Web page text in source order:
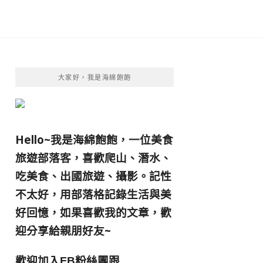
大家好，我是海綿飽飽
Hello~我是海綿飽飽，一位美食
旅遊部落客， 喜歡爬山、潛水、
吃美食、出國旅遊、攝影。 記性
不太好，用部落格記錄生活與美
好回憶， 如果喜歡我的文章，歡
迎分享給親朋好友~